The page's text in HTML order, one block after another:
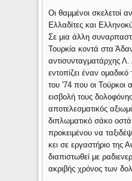
Οι θαμμένοι σκελετοί
Ελλαδίτες και
Σε μια άλλη
Τουρκία κοντά στα
αντισυνταγματάρχης
εντοπίζει έναν
του '74 που οι Τούρκοι
εισβολή τους
αποτελεσματικός
διπλωματικό σάκο
προκειμένου να
κει σε εργαστήριο της
διαπιστωθεί με
ακριβής χρόνος των